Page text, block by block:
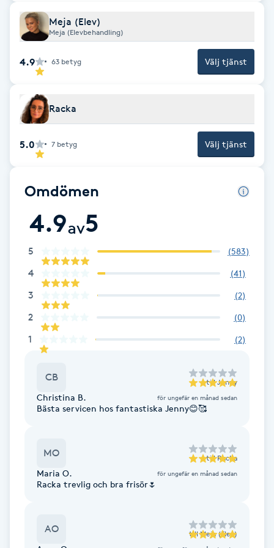
Faceliftmassage
Fet hårbotten
Fettreducering
Fibromassage
Fotmassage
Fotsvamp
Fotvård
Fransförlängning
Fransförlängning Megavolym
Fransförlängning Volym
Meja (Elev)
Meja (Elevbehandling)
4.9 63 betyg Välj tjänst
Racka
5.0 7 betyg Välj tjänst
Omdömen
4.9av5
5 (583)
4 (41)
3 (2)
2 (0)
1 (2)
CB till Jenny
Christina B. för ungefär en månad sedan
Bästa servicen hos fantastiska Jenny😊🥰
MO till Racka
Maria O. för ungefär en månad sedan
Racka trevlig och bra frisör🌷
AO till Meja (Elev)